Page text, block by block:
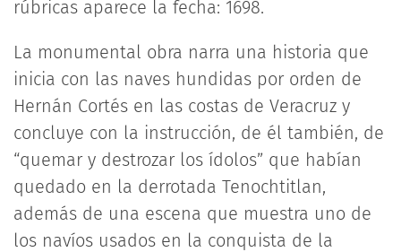
rúbricas aparece la fecha: 1698.
La monumental obra narra una historia que
inicia con las naves hundidas por orden de
Hernán Cortés en las costas de Veracruz y
concluye con la instrucción, de él también, de
“quemar y destrozar los ídolos” que habían
quedado en la derrotada Tenochtitlan,
además de una escena que muestra uno de
los navíos usados en la conquista de la